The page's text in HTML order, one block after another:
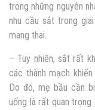
trong những nguyên
nhu cầu sắt trong
mang thai.
– Tuy nhiên, sắt rất
các thành mạch
Do đó, mẹ bầu cần
uống là rất quan